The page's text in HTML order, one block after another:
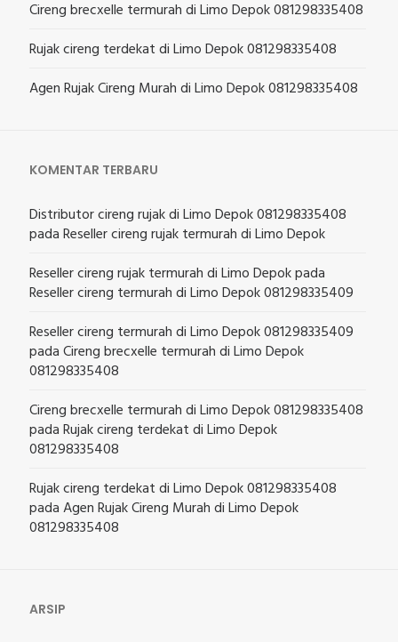
Cireng brecxelle termurah di Limo Depok 081298335408
Rujak cireng terdekat di Limo Depok 081298335408
Agen Rujak Cireng Murah di Limo Depok 081298335408
KOMENTAR TERBARU
Distributor cireng rujak di Limo Depok 081298335408
padaReseller cireng rujak termurah di Limo Depok
Reseller cireng rujak termurah di Limo Depokpada
Reseller cireng termurah di Limo Depok 081298335409
Reseller cireng termurah di Limo Depok 081298335409
padaCireng brecxelle termurah di Limo Depok
081298335408
Cireng brecxelle termurah di Limo Depok 081298335408
padaRujak cireng terdekat di Limo Depok
081298335408
Rujak cireng terdekat di Limo Depok 081298335408
padaAgen Rujak Cireng Murah di Limo Depok
081298335408
ARSIP